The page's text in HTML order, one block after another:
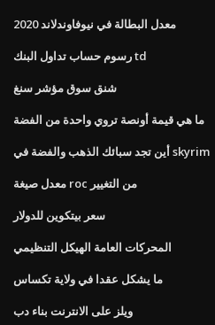
معدل البطالة في نيوفاوندلاند 2020
رسوم حساب تداول البنك td
شنق سوق مؤشر سنغ
ما هي قيمة أونصة تروي واحدة من الفضة
أين تجد سبائك الذهب والفضة في skyrim
معدل صيغة roc من التغيير
سعر بيتكوين للدولار
المحركات العامة الهيكل التنظيمي
ما يشكل عقدا في ولاية تكساس
ويلز على الانترنت بناء دب